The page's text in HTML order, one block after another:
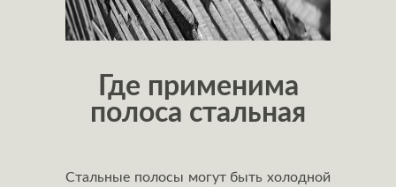
Где применима
полоса стальная
Стальные полосы могут быть холодной